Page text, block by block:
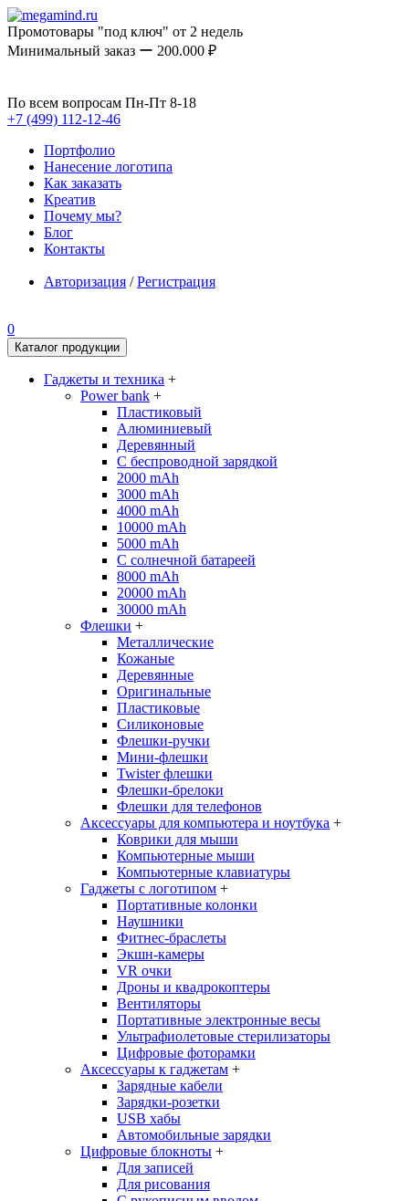
Промотовары "под ключ" от 2 недель
Минимальный заказ ー 200.000 ₽
По всем вопросам Пн-Пт 8-18
+7 (499) 112-12-46
Портфолио
Нанесение логотипа
Как заказать
Креатив
Почему мы?
Блог
Контакты
Авторизация /Регистрация
0
Каталог продукции
Гаджеты и техника +
Power bank +
Пластиковый
Алюминиевый
Деревянный
С беспроводной зарядкой
2000 mAh
3000 mAh
4000 mAh
10000 mAh
5000 mAh
С солнечной батареей
8000 mAh
20000 mAh
30000 mAh
Флешки +
Металлические
Кожаные
Деревянные
Оригинальные
Пластиковые
Силиконовые
Флешки-ручки
Мини-флешки
Twister флешки
Флешки-брелоки
Флешки для телефонов
Аксессуары для компьютера и ноутбука +
Коврики для мыши
Компьютерные мыши
Компьютерные клавиатуры
Гаджеты с логотипом +
Портативные колонки
Наушники
Фитнес-браслеты
Экшн-камеры
VR очки
Дроны и квадрокоптеры
Вентиляторы
Портативные электронные весы
Ультрафиолетовые стерилизаторы
Цифровые фоторамки
Аксессуары к гаджетам +
Зарядные кабели
Зарядки-розетки
USB хабы
Автомобильные зарядки
Цифровые блокноты +
Для записей
Для рисования